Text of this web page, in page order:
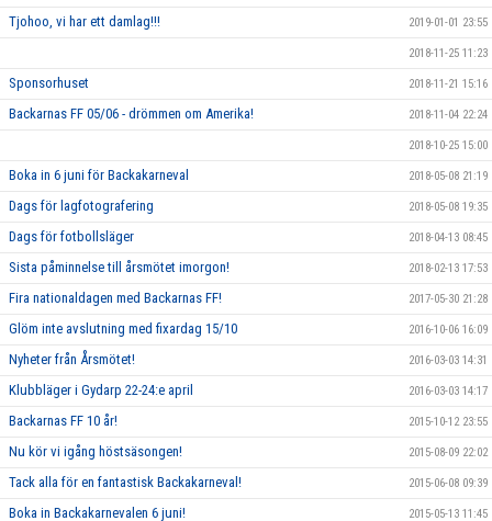
Tjohoo, vi har ett damlag!!! 2019-01-01 23:55
2018-11-25 11:23
Sponsorhuset 2018-11-21 15:16
Backarnas FF 05/06 - drömmen om Amerika! 2018-11-04 22:24
2018-10-25 15:00
Boka in 6 juni för Backakarneval 2018-05-08 21:19
Dags för lagfotografering 2018-05-08 19:35
Dags för fotbollsläger 2018-04-13 08:45
Sista påminnelse till årsmötet imorgon! 2018-02-13 17:53
Fira nationaldagen med Backarnas FF! 2017-05-30 21:28
Glöm inte avslutning med fixardag 15/10 2016-10-06 16:09
Nyheter från Årsmötet! 2016-03-03 14:31
Klubbläger i Gydarp 22-24:e april 2016-03-03 14:17
Backarnas FF 10 år! 2015-10-12 23:55
Nu kör vi igång höstsäsongen! 2015-08-09 22:02
Tack alla för en fantastisk Backakarneval! 2015-06-08 09:39
Boka in Backakarnevalen 6 juni! 2015-05-13 11:45